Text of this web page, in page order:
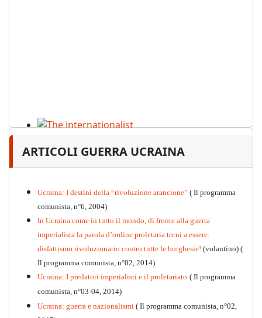
PDF n.12, 2026
ARTICOLI GUERRA UCRAINA
Ucraina: I destini della “rivoluzione arancione” ( Il programma
comunista, n°6, 2004)
In Ucraina come in tutto il mondo, di fronte alla guerra
imperialista la parola d’ordine proletaria torni a essere:
disfattismo rivoluzionario contro tutte le borghesie! (volantino) (
Il programma comunista, n°02, 2014)
Ucraina: I predatori imperialisti e il proletariato ( Il programma
comunista, n°03-04, 2014)
Ucraina: guerra e nazionalismi ( Il programma comunista, n°02,